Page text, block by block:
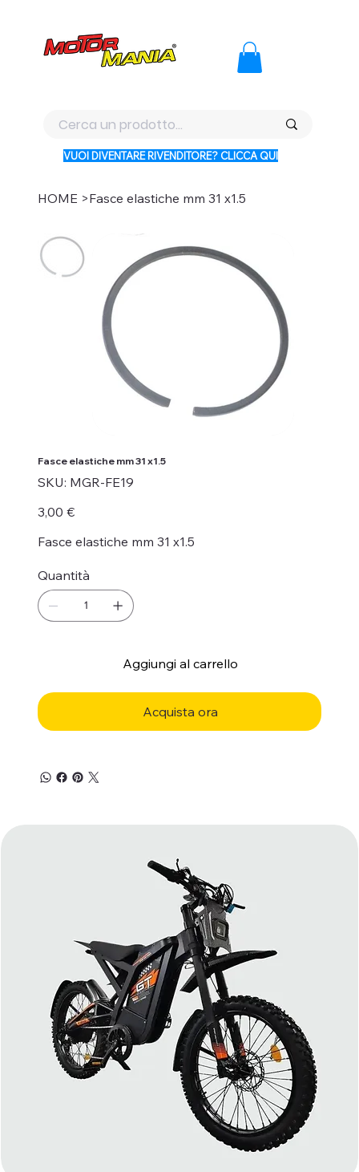
VUOI DIVENTARE RIVENDITORE? CLICCA QUI
HOME >Fasce elastiche mm 31 x1.5
Fasce elastiche mm 31 x1.5
SKU: SKU
MGR-
MGR-FE19
Prezzo
3,00 €
Fasce elastiche mm 31 x1.5
Quantità
Aggiungi al carrello
Acquista ora